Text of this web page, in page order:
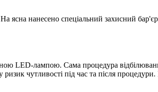
ясна нанесено спеціальний захисний
LED-лампою. Сама процедура
чутливості під час та після